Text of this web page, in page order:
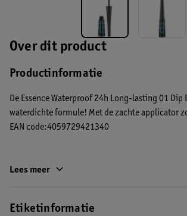
Over dit product
Productinformatie
De Essence Waterproof 24h Long-lasting 01
waterdichte formule! Met de zachte applicator
EAN code:4059729421340
Lees meer
Etiketinformatie